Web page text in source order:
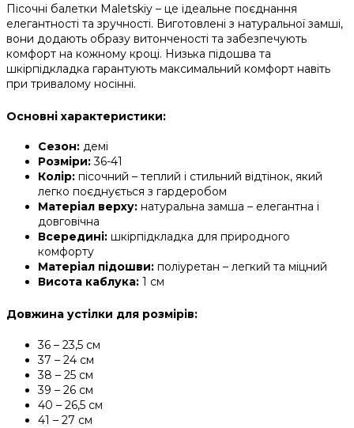
Пісочні балетки Maletskiy – це ідеальне поєднання
елегантності та зручності. Виготовлені з натуральної замші,
вони додають образу витонченості та забезпечують
комфорт на кожному кроці. Низька підошва та
шкірпідкладка гарантують максимальний комфорт навіть
при тривалому носінні.
Основні характеристики:
Сезон: демі
Розміри:36-41
Колір: пісочний – теплий і стильний відтінок, який
легко поєднується з гардеробом
Матеріал верху: натуральна замша – елегантна і
довговічна
Всередині: шкірпідкладка для природного
комфорту
Матеріал підошви: поліуретан – легкий та міцний
Висота каблука: 1 см
Довжина устілки для розмірів:
36 – 23,5 см
37 – 24 см
38 – 25 см
39 – 26 см
40 – 26,5 см
41 – 27 см